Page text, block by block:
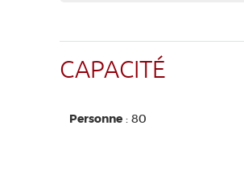
CAPACITÉ
Personne : 80